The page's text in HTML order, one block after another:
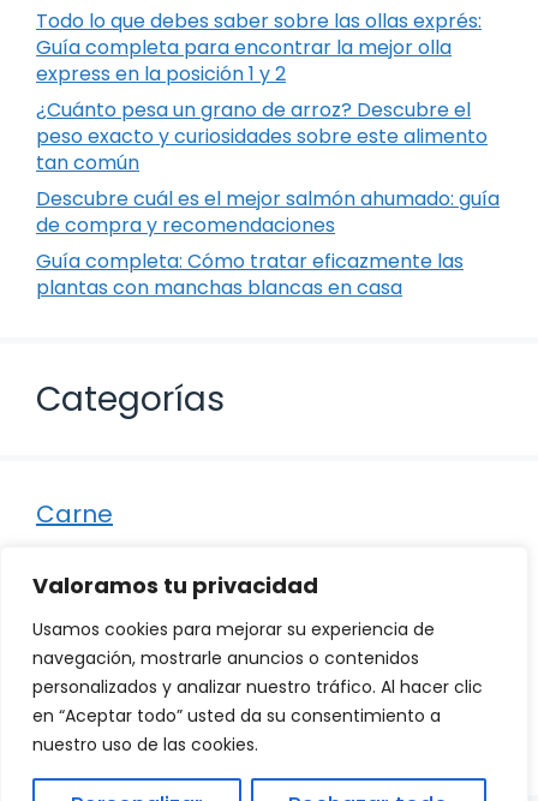
Valoramos tu privacidad
Usamos cookies para mejorar su experiencia de
navegación, mostrarle anuncios o contenidos
personalizados y analizar nuestro tráfico. Al hacer clic
en “Aceptar todo” usted da su consentimiento a
nuestro uso de las cookies.
Todo lo que debes saber sobre las ollas exprés:
Guía completa para encontrar la mejor olla
express en la posición 1 y 2
¿Cuánto pesa un grano de arroz? Descubre el
peso exacto y curiosidades sobre este alimento
tan común
Descubre cuál es el mejor salmón ahumado: guía
de compra y recomendaciones
Guía completa: Cómo tratar eficazmente las
plantas con manchas blancas en casa
Categorías
Carne
Otro
Pescado
Recetas